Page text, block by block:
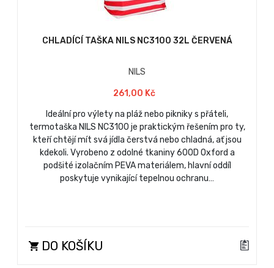
CHLADÍCÍ TAŠKA NILS NC3100 32L ČERVENÁ
NILS
261,00 Kč
Ideální pro výlety na pláž nebo pikniky s přáteli,
termotaška NILS NC3100 je praktickým řešením pro ty,
kteří chtějí mít svá jídla čerstvá nebo chladná, ať jsou
kdekoli. Vyrobeno z odolné tkaniny 600D Oxford a
podšité izolačním PEVA materiálem, hlavní oddíl
poskytuje vynikající tepelnou ochranu…
DO KOŠÍKU